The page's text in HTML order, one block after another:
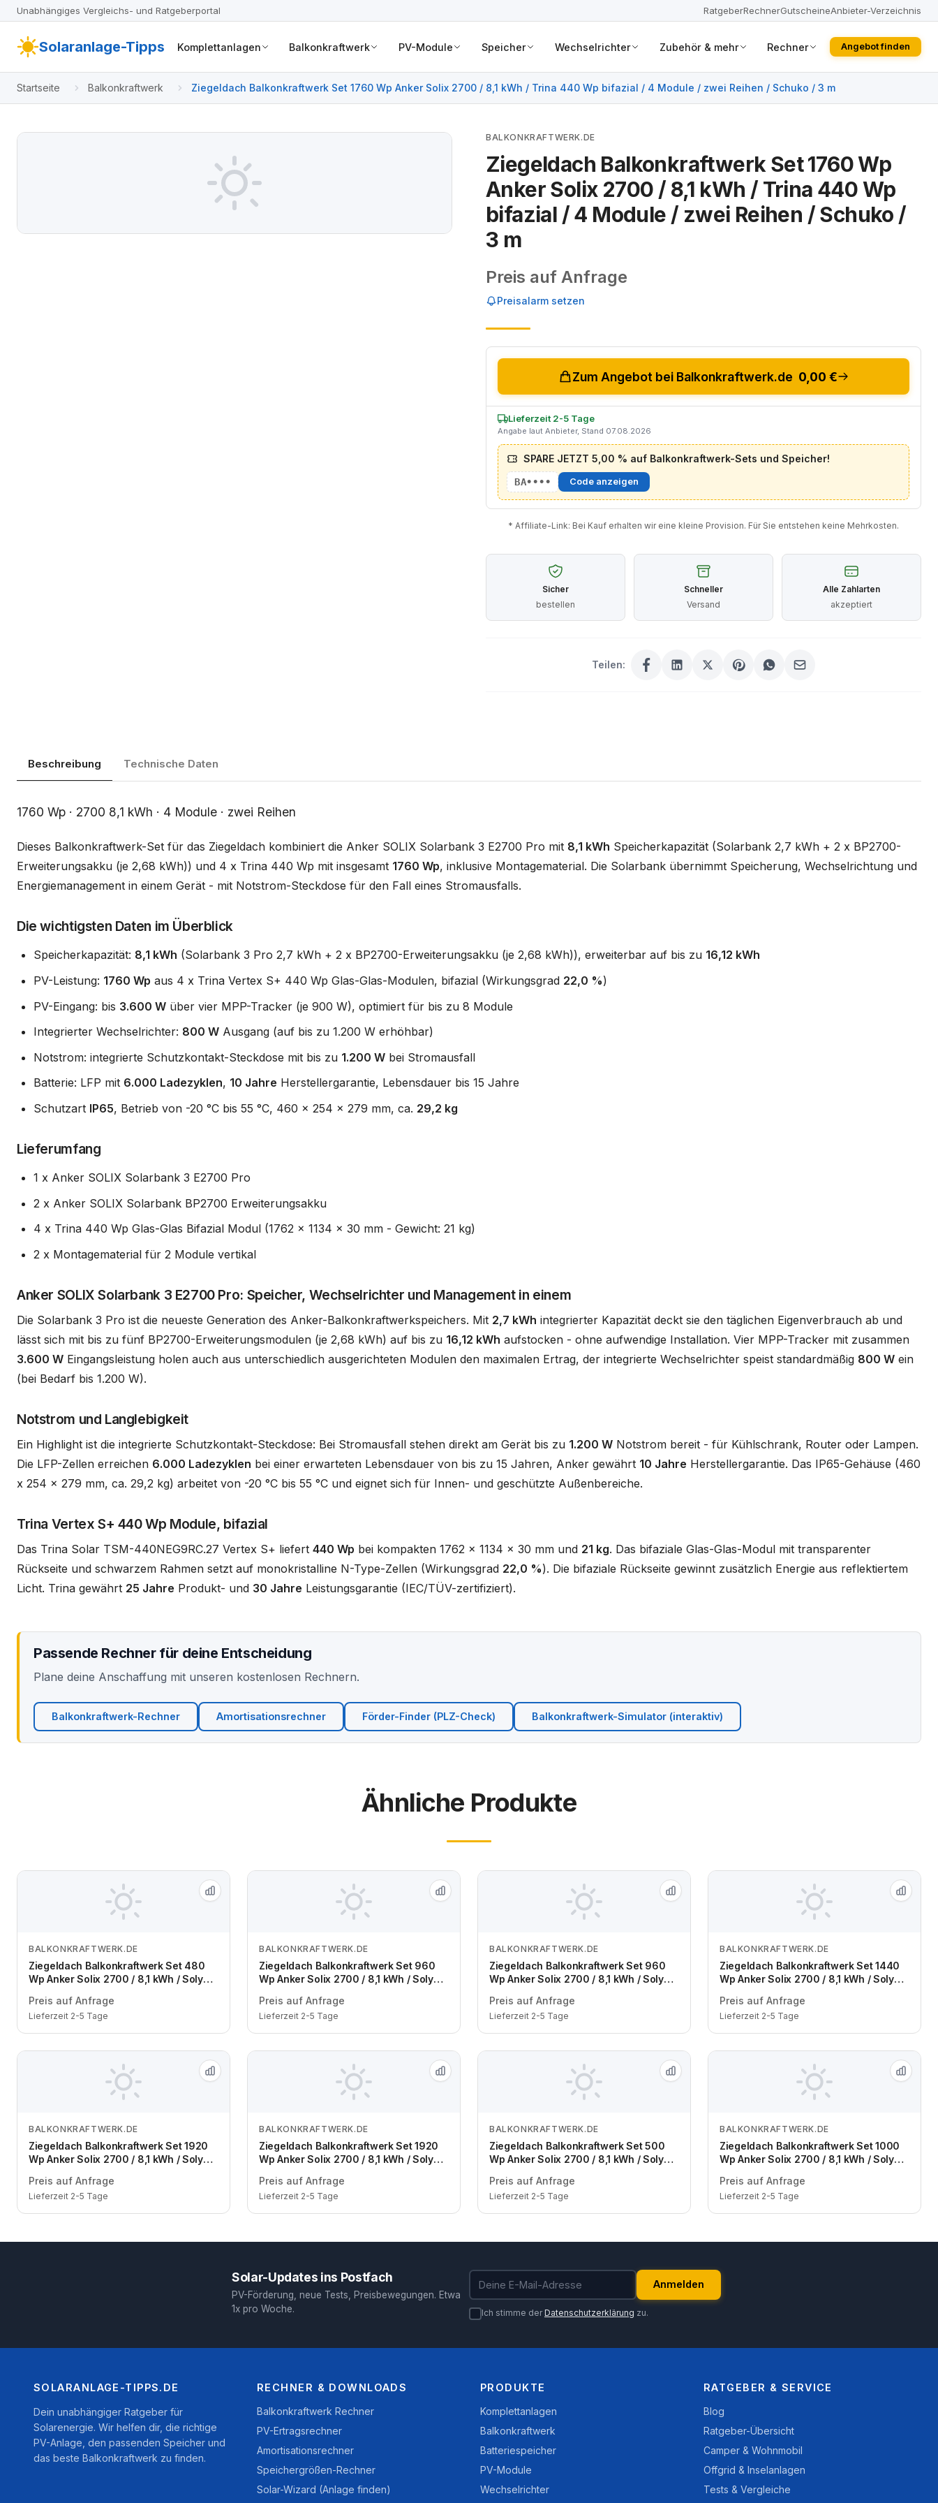
Unabhängiges Vergleichs- und Ratgeberportal RatgeberRechnerGutscheineAnbieter-Verzeichnis
Solaranlage-Tipps Komplettanlagen Balkonkraftwerk PV-Module Speicher Wechselrichter Zubehör & mehr Rechner Angebot finden
Startseite Balkonkraftwerk Ziegeldach Balkonkraftwerk Set 1760 Wp Anker Solix 2700 / 8,1 kWh / Trina 440 Wp bifazial / 4 Module / zwei Reihen / Schuko / 3 m
BALKONKRAFTWERK.DE
Ziegeldach Balkonkraftwerk Set 1760 Wp
Anker Solix 2700 / 8,1 kWh / Trina 440 Wp
bifazial / 4 Module / zwei Reihen / Schuko /
3 m
Preis auf Anfrage
Preisalarm setzen
Zum Angebot bei Balkonkraftwerk.de 0,00 €
Lieferzeit 2-5 Tage
Angabe laut Anbieter, Stand 07.08.2026
SPARE JETZT 5,00 % auf Balkonkraftwerk-Sets und Speicher!
BA•••• Code anzeigen
* Affiliate-Link: Bei Kauf erhalten wir eine kleine Provision. Für Sie entstehen keine Mehrkosten.
Sicher
bestellen
Schneller
Versand
Alle Zahlarten
akzeptiert
Teilen:
Beschreibung Technische Daten
Beschreibung
1760 Wp · 2700 8,1 kWh · 4 Module · zwei Reihen
Dieses Balkonkraftwerk-Set für das Ziegeldach kombiniert die Anker SOLIX Solarbank 3 E2700 Pro mit 8,1 kWh Speicherkapazität (Solarbank 2,7 kWh + 2 x BP2700-
Erweiterungsakku (je 2,68 kWh)) und 4 x Trina 440 Wp mit insgesamt 1760 Wp, inklusive Montagematerial. Die Solarbank übernimmt Speicherung, Wechselrichtung und
Energiemanagement in einem Gerät - mit Notstrom-Steckdose für den Fall eines Stromausfalls.
Die wichtigsten Daten im Überblick
Speicherkapazität: 8,1 kWh (Solarbank 3 Pro 2,7 kWh + 2 x BP2700-Erweiterungsakku (je 2,68 kWh)), erweiterbar auf bis zu 16,12 kWh
PV-Leistung: 1760 Wp aus 4 x Trina Vertex S+ 440 Wp Glas-Glas-Modulen, bifazial (Wirkungsgrad 22,0 %)
PV-Eingang: bis 3.600 W über vier MPP-Tracker (je 900 W), optimiert für bis zu 8 Module
Integrierter Wechselrichter: 800 W Ausgang (auf bis zu 1.200 W erhöhbar)
Notstrom: integrierte Schutzkontakt-Steckdose mit bis zu 1.200 W bei Stromausfall
Batterie: LFP mit 6.000 Ladezyklen, 10 Jahre Herstellergarantie, Lebensdauer bis 15 Jahre
Schutzart IP65, Betrieb von -20 °C bis 55 °C, 460 x 254 x 279 mm, ca. 29,2 kg
Lieferumfang
1 x Anker SOLIX Solarbank 3 E2700 Pro
2 x Anker SOLIX Solarbank BP2700 Erweiterungsakku
4 x Trina 440 Wp Glas-Glas Bifazial Modul (1762 x 1134 x 30 mm - Gewicht: 21 kg)
2 x Montagematerial für 2 Module vertikal
Anker SOLIX Solarbank 3 E2700 Pro: Speicher, Wechselrichter und Management in einem
Die Solarbank 3 Pro ist die neueste Generation des Anker-Balkonkraftwerkspeichers. Mit 2,7 kWh integrierter Kapazität deckt sie den täglichen Eigenverbrauch ab und
lässt sich mit bis zu fünf BP2700-Erweiterungsmodulen (je 2,68 kWh) auf bis zu 16,12 kWh aufstocken - ohne aufwendige Installation. Vier MPP-Tracker mit zusammen
3.600 W Eingangsleistung holen auch aus unterschiedlich ausgerichteten Modulen den maximalen Ertrag, der integrierte Wechselrichter speist standardmäßig 800 W ein
(bei Bedarf bis 1.200 W).
Notstrom und Langlebigkeit
Ein Highlight ist die integrierte Schutzkontakt-Steckdose: Bei Stromausfall stehen direkt am Gerät bis zu 1.200 W Notstrom bereit - für Kühlschrank, Router oder Lampen.
Die LFP-Zellen erreichen 6.000 Ladezyklen bei einer erwarteten Lebensdauer von bis zu 15 Jahren, Anker gewährt 10 Jahre Herstellergarantie. Das IP65-Gehäuse (460
x 254 x 279 mm, ca. 29,2 kg) arbeitet von -20 °C bis 55 °C und eignet sich für Innen- und geschützte Außenbereiche.
Trina Vertex S+ 440 Wp Module, bifazial
Das Trina Solar TSM-440NEG9RC.27 Vertex S+ liefert 440 Wp bei kompakten 1762 x 1134 x 30 mm und 21 kg. Das bifaziale Glas-Glas-Modul mit transparenter
Rückseite und schwarzem Rahmen setzt auf monokristalline N-Type-Zellen (Wirkungsgrad 22,0 %). Die bifaziale Rückseite gewinnt zusätzlich Energie aus reflektiertem
Licht. Trina gewährt 25 Jahre Produkt- und 30 Jahre Leistungsgarantie (IEC/TÜV-zertifiziert).
Passende Rechner für deine Entscheidung
Plane deine Anschaffung mit unseren kostenlosen Rechnern.
Balkonkraftwerk-Rechner Amortisationsrechner Förder-Finder (PLZ-Check) Balkonkraftwerk-Simulator (interaktiv)
Ähnliche Produkte
Zum Angebot
BALKONKRAFTWERK.DE
Ziegeldach Balkonkraftwerk Set 480
Wp Anker Solix 2700 / 8,1 kWh / Solyco
Reihe / Schuko / 3 m
Preis auf Anfrage
Lieferzeit 2-5 Tage
Zum Angebot
BALKONKRAFTWERK.DE
Ziegeldach Balkonkraftwerk Set 960
Wp Anker Solix 2700 / 8,1 kWh / Solyco
Reihe / Schuko / 3 m
Preis auf Anfrage
Lieferzeit 2-5 Tage
Zum Angebot
BALKONKRAFTWERK.DE
Ziegeldach Balkonkraftwerk Set 960
Wp Anker Solix 2700 / 8,1 kWh / Solyco
Reihen / Schuko / 3 m
Preis auf Anfrage
Lieferzeit 2-5 Tage
Zum Angebot
BALKONKRAFTWERK.DE
Ziegeldach Balkonkraftwerk Set 1440
Wp Anker Solix 2700 / 8,1 kWh / Solyco
Reihe / Schuko / 3 m
Preis auf Anfrage
Lieferzeit 2-5 Tage
Zum Angebot
BALKONKRAFTWERK.DE
Ziegeldach Balkonkraftwerk Set 1920
Wp Anker Solix 2700 / 8,1 kWh / Solyco
Reihe / Schuko / 3 m
Preis auf Anfrage
Lieferzeit 2-5 Tage
Zum Angebot
BALKONKRAFTWERK.DE
Ziegeldach Balkonkraftwerk Set 1920
Wp Anker Solix 2700 / 8,1 kWh / Solyco
zwei Reihen / Schuko / 3 m
Preis auf Anfrage
Lieferzeit 2-5 Tage
Zum Angebot
BALKONKRAFTWERK.DE
Ziegeldach Balkonkraftwerk Set 500
Wp Anker Solix 2700 / 8,1 kWh / Solyco
Schuko / 3 m
Preis auf Anfrage
Lieferzeit 2-5 Tage
Zum Angebot
BALKONKRAFTWERK.DE
Ziegeldach Balkonkraftwerk Set 1000
Wp Anker Solix 2700 / 8,1 kWh / Solyco
/ Schuko / 3 m
Preis auf Anfrage
Lieferzeit 2-5 Tage
Solar-Updates ins Postfach
PV-Förderung, neue Tests, Preisbewegungen. Etwa
1x pro Woche.
E-Mail-Adresse
Anmelden
Ich stimme derDatenschutzerklärung zu.
SOLARANLAGE-TIPPS.DE
Dein unabhängiger Ratgeber für
Solarenergie. Wir helfen dir, die richtige
PV-Anlage, den passenden Speicher und
das beste Balkonkraftwerk zu finden.
RECHNER & DOWNLOADS
Balkonkraftwerk Rechner
PV-Ertragsrechner
Amortisationsrechner
Speichergrößen-Rechner
Solar-Wizard (Anlage finden)
PRODUKTE
Komplettanlagen
Balkonkraftwerk
Batteriespeicher
PV-Module
Wechselrichter
RATGEBER & SERVICE
Blog
Ratgeber-Übersicht
Camper & Wohnmobil
Offgrid & Inselanlagen
Tests & Vergleiche